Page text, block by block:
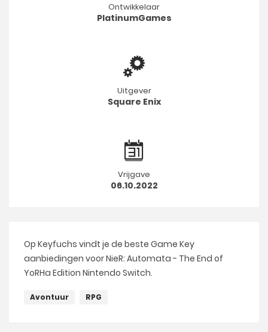
Ontwikkelaar
PlatinumGames
Uitgever
Square Enix
Vrijgave
06.10.2022
Op Keyfuchs vindt je de beste Game Key
aanbiedingen voor NieR: Automata - The End of
YoRHa Edition Nintendo Switch.
Avontuur RPG